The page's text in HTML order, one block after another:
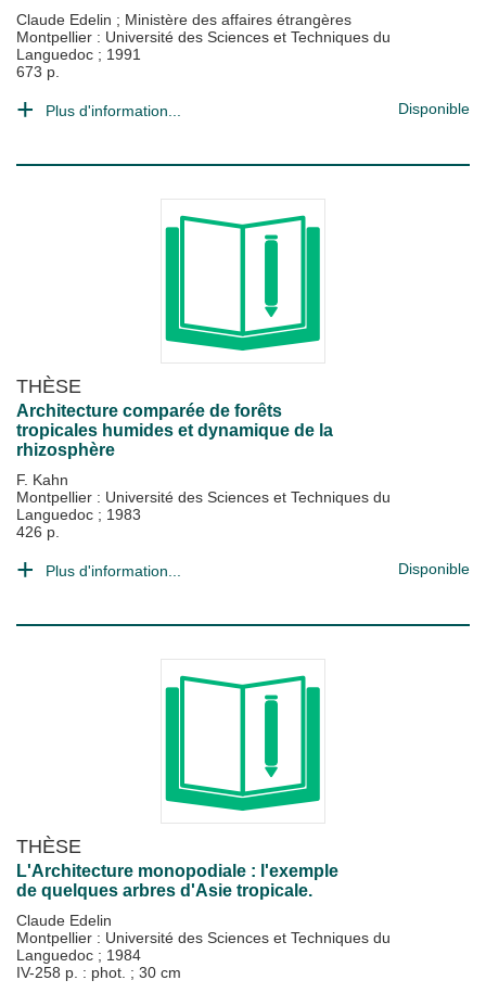
Claude Edelin ; Ministère des affaires étrangères
Montpellier : Université des Sciences et Techniques du
Languedoc ; 1991
673 p.
Plus d'information... Disponible
THÈSE
Architecture comparée de forêts
tropicales humides et dynamique de la
rhizosphère
F. Kahn
Montpellier : Université des Sciences et Techniques du
Languedoc ; 1983
426 p.
Plus d'information... Disponible
THÈSE
L'Architecture monopodiale : l'exemple
de quelques arbres d'Asie tropicale.
Claude Edelin
Montpellier : Université des Sciences et Techniques du
Languedoc ; 1984
IV-258 p. : phot. ; 30 cm